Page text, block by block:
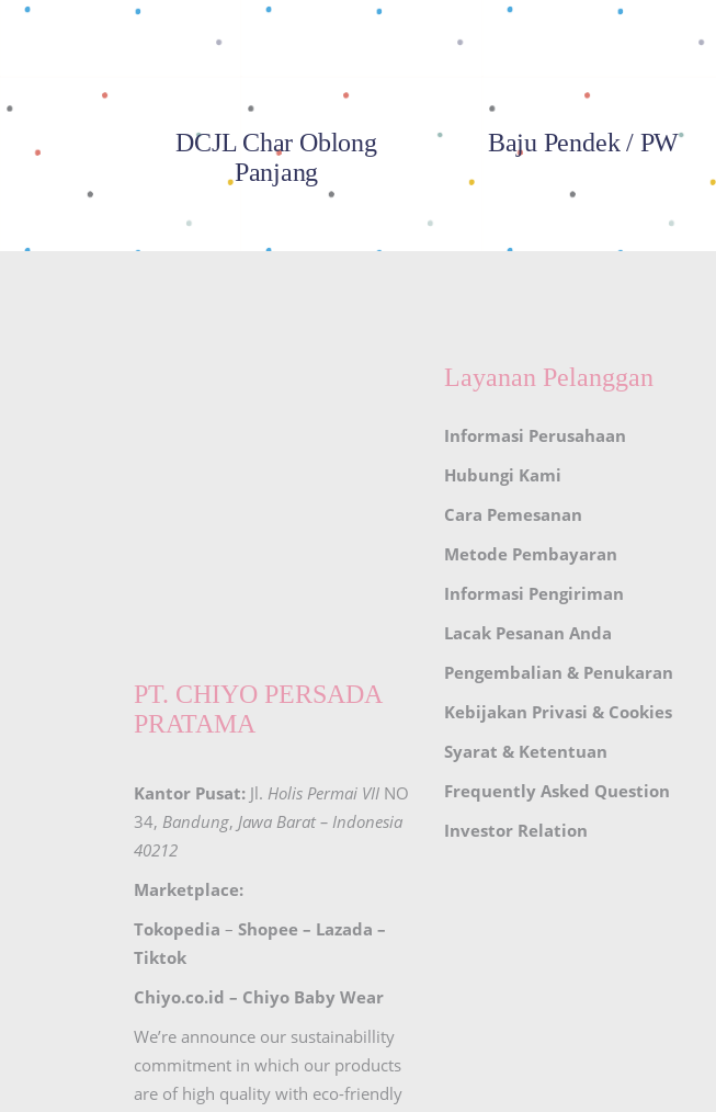
DCJL Char Oblong
Panjang
Baju Pendek / PW
PT. CHIYO PERSADA
PRATAMA
Kantor Pusat: Jl. Holis Permai VII NO
34, Bandung, Jawa Barat – Indonesia
40212
Marketplace:
Tokopedia – Shopee – Lazada –
Tiktok
Chiyo.co.id – Chiyo Baby Wear
We’re announce our sustainabillity
commitment in which our products
are of high quality with eco-friendly
Layanan Pelanggan
Informasi Perusahaan
Hubungi Kami
Cara Pemesanan
Metode Pembayaran
Informasi Pengiriman
Lacak Pesanan Anda
Pengembalian & Penukaran
Kebijakan Privasi & Cookies
Syarat & Ketentuan
Frequently Asked Question
Investor Relation